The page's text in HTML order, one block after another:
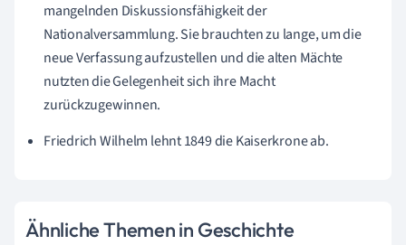
mangelnden Diskussionsfähigkeit der
Nationalversammlung. Sie brauchten zu lange, um die
neue Verfassung aufzustellen und die alten Mächte
nutzten die Gelegenheit sich ihre Macht
zurückzugewinnen.
Friedrich Wilhelm lehnt 1849 die Kaiserkrone ab.
Ähnliche Themen in Geschichte